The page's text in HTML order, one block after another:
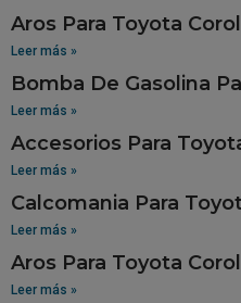
Aros Para Toyota
Leer más »
Bomba De Gasolina
Leer más »
Accesorios Para
Leer más »
Calcomania Para
Leer más »
Aros Para Toyota
Leer más »